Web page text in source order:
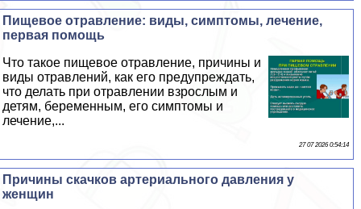
Пищевое отравление: виды, симптомы, лечение,
первая помощь
Что такое пищевое отравление, причины и
виды отравлений, как его предупреждать,
что делать при отравлении взрослым и
детям, беременным, его симптомы и
лечение,...
27 07 2026 0:54:14
Причины скачков артериального давления у
женщин